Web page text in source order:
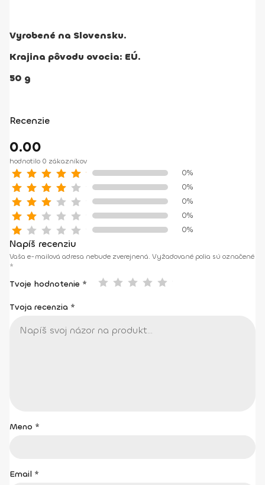
Vyrobené na Slovensku.
Krajina pôvodu ovocia: EÚ.
50 g
Recenzie
0.00
hodnotilo 0 zákazníkov
0%
0%
0%
0%
0%
Napíš recenziu
Vaša e-mailová adresa nebude zverejnená. Vyžadované polia sú označené
*
Tvoje hodnotenie *
Tvoja recenzia *
Meno *
Email *